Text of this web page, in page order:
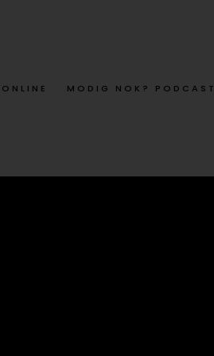
ONLINE MODIG NOK? PODCAST